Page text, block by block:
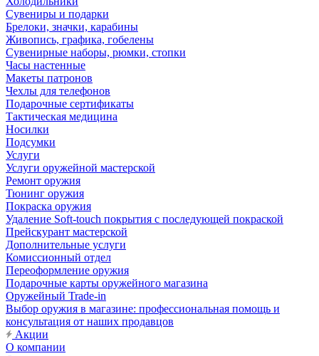
Сувениры и подарки
Брелоки, значки, карабины
Живопись, графика, гобелены
Сувенирные наборы, рюмки, стопки
Часы настенные
Макеты патронов
Чехлы для телефонов
Подарочные сертификаты
Тактическая медицина
Носилки
Подсумки
Услуги
Услуги оружейной мастерской
Ремонт оружия
Тюнинг оружия
Покраска оружия
Удаление Soft-touch покрытия с последующей покраской
Прейскурант мастерской
Дополнительные услуги
Комиссионный отдел
Переоформление оружия
Подарочные карты оружейного магазина
Оружейный Trade-in
Выбор оружия в магазине: профессиональная помощь и
консультация от наших продавцов
Акции
О компании